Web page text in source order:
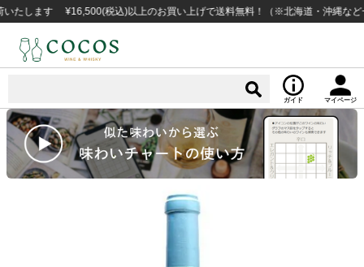
す ¥16,500(税込)以上のお買い上げで送料無料！（※北海道・沖縄など一部例
ガイド マイページ